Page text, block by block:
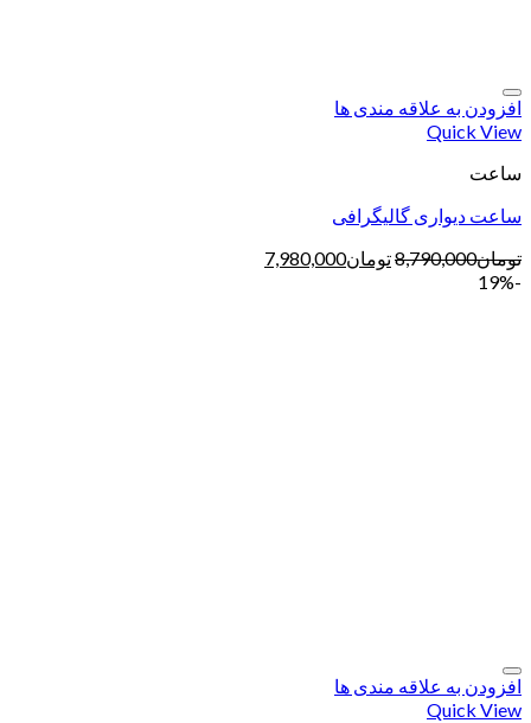
افزودن به علاقه مندی ها
Quick View
ساعت
ساعت دیواری گالیگرافی
تومان8,790,000تومان7,980,000
-19%
افزودن به علاقه مندی ها
Quick View